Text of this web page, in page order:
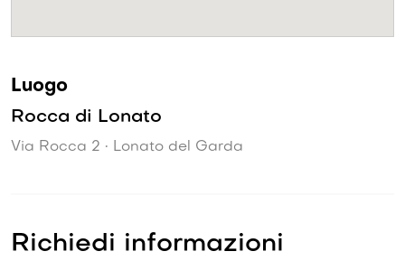
Luogo
Rocca di Lonato
Via Rocca 2 • Lonato del Garda
Richiedi informazioni